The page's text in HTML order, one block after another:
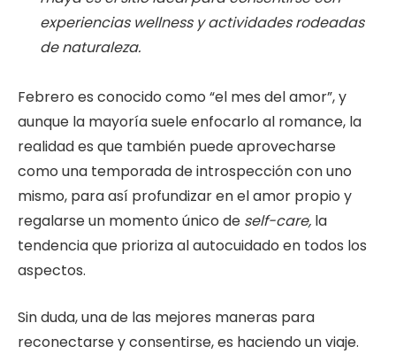
experiencias wellness y actividades rodeadas
de naturaleza.
Febrero es conocido como “el mes del amor”, y
aunque la mayoría suele enfocarlo al romance, la
realidad es que también puede aprovecharse
como una temporada de introspección con uno
mismo, para así profundizar en el amor propio y
regalarse un momento único de self-care, la
tendencia que prioriza al autocuidado en todos los
aspectos.
Sin duda, una de las mejores maneras para
reconectarse y consentirse, es haciendo un viaje.